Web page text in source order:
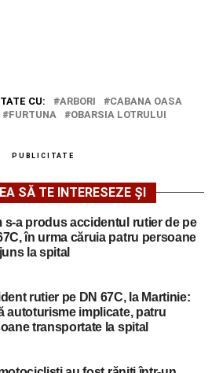
CU: ARBORI
CABANA OASA
FURTUNA
OBARSIA LOTRULUI
PUBLICITATE
SĂ TE INTERESEZE ȘI
s-a produs accidentul rutier de pe
în urma căruia patru persoane
la spital
rutier pe DN 67C, la Martinie:
autoturisme implicate, patru
transportate la spital